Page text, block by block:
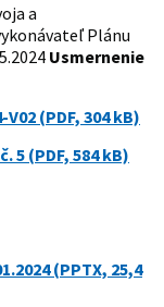
a
Plánu
Usmernenie
(PDF, 304 kB)
5 (PDF, 584 kB)
(PPTX, 25,4